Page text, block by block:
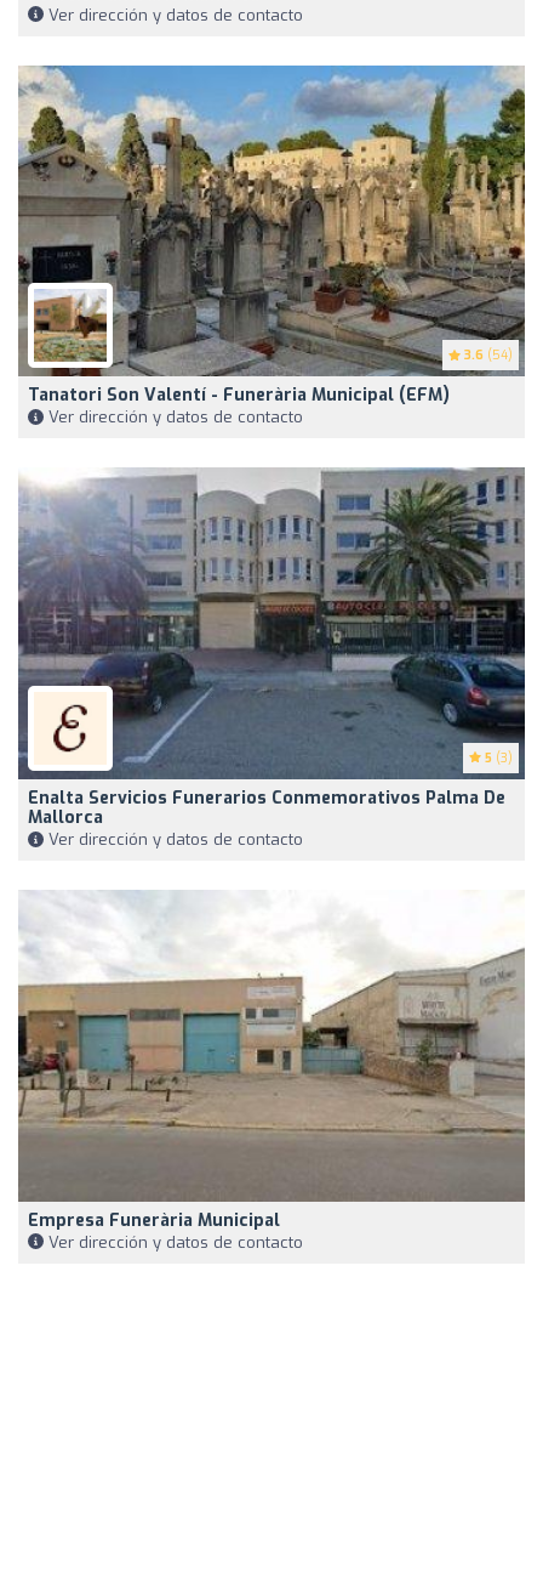
Ver dirección y datos de contacto
3.6 (54)
Tanatori Son Valentí - Funerària Municipal (EFM)
Ver dirección y datos de contacto
5 (3)
Enalta Servicios Funerarios Conmemorativos Palma De
Mallorca
Ver dirección y datos de contacto
Empresa Funerària Municipal
Ver dirección y datos de contacto